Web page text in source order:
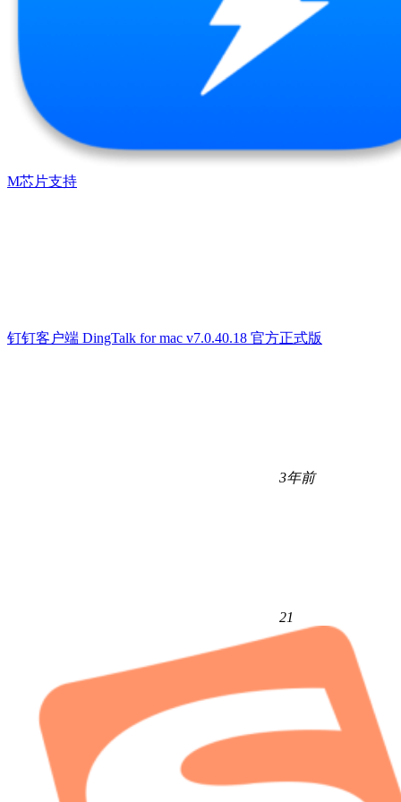
M芯片支持
钉钉客户端 DingTalk for mac v7.0.40.18 官方正式版
3年前
21